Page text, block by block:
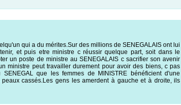
qui a du mérites.Sur des millions de SENEGALAIS ont lui
et puis etre ministre c réussir quelque part, soit dans le
un poste de ministre au SENEGALAIS c sacrifier son avenir
ministre peut travailler durement pour avoir des biens, c pas
que les femmes de MINISTRE bénéficient d'une
cassés.Les gens les amerdent à gauche et à droite, ils